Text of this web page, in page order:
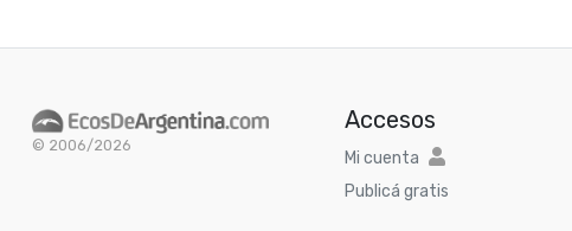
© 2006/2026
Accesos
Mi cuenta
Publicá gratis